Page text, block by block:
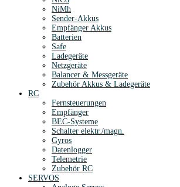
NiMh
Sender-Akkus
Empfänger Akkus
Batterien
Safe
Ladegeräte
Netzgeräte
Balancer & Messgeräte
Zubehör Akkus & Ladegeräte
RC
Fernsteuerungen
Empfänger
BEC-Systeme
Schalter elektr./magn.
Gyros
Datenlogger
Telemetrie
Zubehör RC
SERVOS